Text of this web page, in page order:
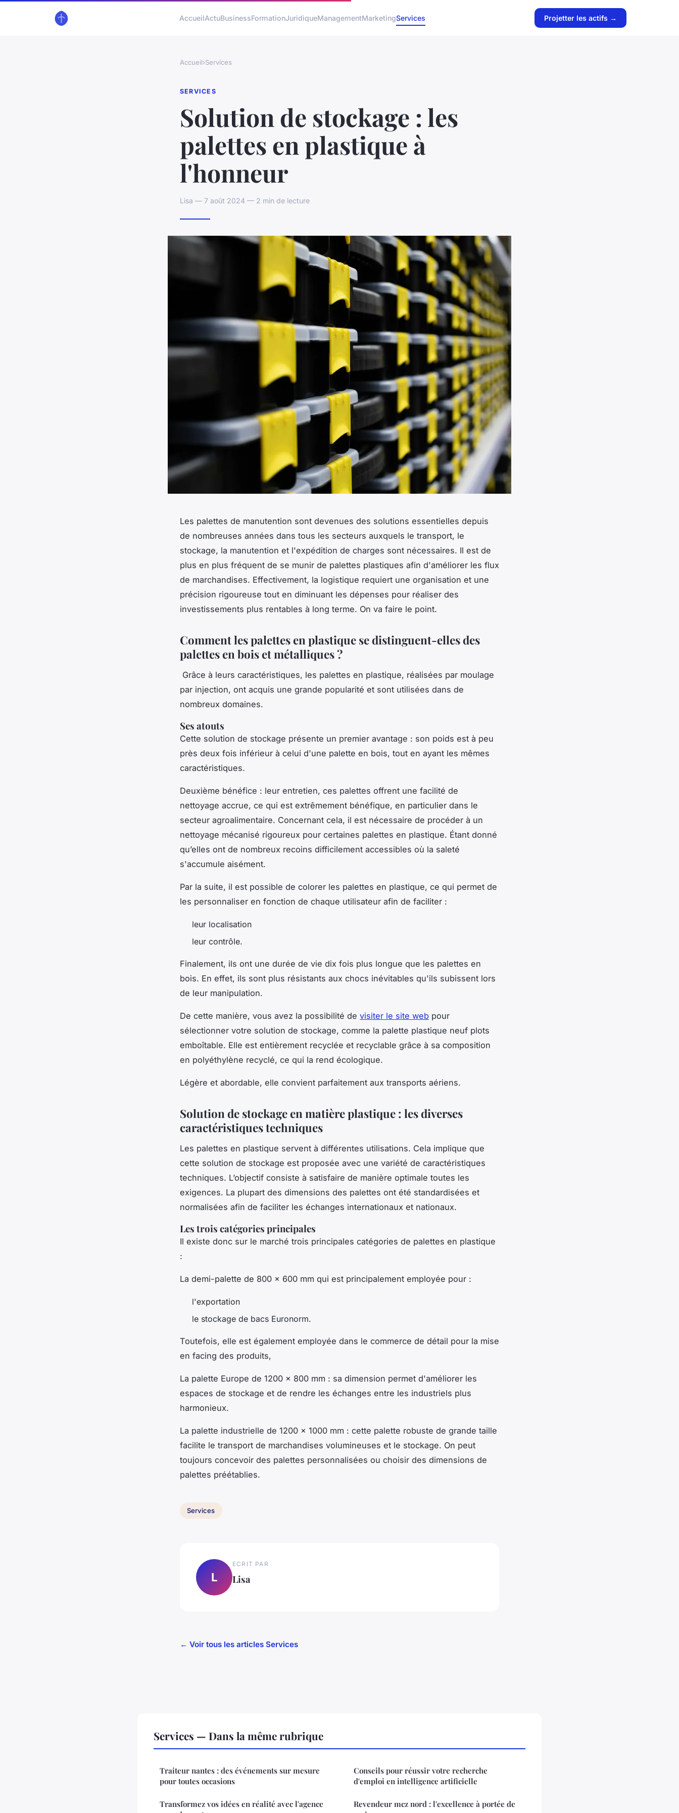
AccueilActuBusinessFormationJuridiqueManagementMarketingServices Projetter les actifs →
Accueil›Services
SERVICES
Solution de stockage : les
palettes en plastique à
l'honneur
Lisa — 7 août 2024 — 2 min de lecture
Les palettes de manutention sont devenues des solutions essentielles depuis
de nombreuses années dans tous les secteurs auxquels le transport, le
stockage, la manutention et l'expédition de charges sont nécessaires. Il est de
plus en plus fréquent de se munir de palettes plastiques afin d'améliorer les flux
de marchandises. Effectivement, la logistique requiert une organisation et une
précision rigoureuse tout en diminuant les dépenses pour réaliser des
investissements plus rentables à long terme. On va faire le point.
Comment les palettes en plastique se distinguent-elles des
palettes en bois et métalliques ?
Grâce à leurs caractéristiques, les palettes en plastique, réalisées par moulage
par injection, ont acquis une grande popularité et sont utilisées dans de
nombreux domaines.
Ses atouts
Cette solution de stockage présente un premier avantage : son poids est à peu
près deux fois inférieur à celui d'une palette en bois, tout en ayant les mêmes
caractéristiques.
Deuxième bénéfice : leur entretien, ces palettes offrent une facilité de
nettoyage accrue, ce qui est extrêmement bénéfique, en particulier dans le
secteur agroalimentaire. Concernant cela, il est nécessaire de procéder à un
nettoyage mécanisé rigoureux pour certaines palettes en plastique. Étant donné
qu’elles ont de nombreux recoins difficilement accessibles où la saleté
s'accumule aisément.
Par la suite, il est possible de colorer les palettes en plastique, ce qui permet de
les personnaliser en fonction de chaque utilisateur afin de faciliter :
leur localisation
leur contrôle.
Finalement, ils ont une durée de vie dix fois plus longue que les palettes en
bois. En effet, ils sont plus résistants aux chocs inévitables qu'ils subissent lors
de leur manipulation.
De cette manière, vous avez la possibilité de visiter le site web pour
sélectionner votre solution de stockage, comme la palette plastique neuf plots
emboîtable. Elle est entièrement recyclée et recyclable grâce à sa composition
en polyéthylène recyclé, ce qui la rend écologique.
Légère et abordable, elle convient parfaitement aux transports aériens.
Solution de stockage en matière plastique : les diverses
caractéristiques techniques
Les palettes en plastique servent à différentes utilisations. Cela implique que
cette solution de stockage est proposée avec une variété de caractéristiques
techniques. L’objectif consiste à satisfaire de manière optimale toutes les
exigences. La plupart des dimensions des palettes ont été standardisées et
normalisées afin de faciliter les échanges internationaux et nationaux.
Les trois catégories principales
Il existe donc sur le marché trois principales catégories de palettes en plastique
:
La demi-palette de 800 x 600 mm qui est principalement employée pour :
l'exportation
le stockage de bacs Euronorm.
Toutefois, elle est également employée dans le commerce de détail pour la mise
en facing des produits,
La palette Europe de 1200 x 800 mm : sa dimension permet d'améliorer les
espaces de stockage et de rendre les échanges entre les industriels plus
harmonieux.
La palette industrielle de 1200 x 1000 mm : cette palette robuste de grande taille
facilite le transport de marchandises volumineuses et le stockage. On peut
toujours concevoir des palettes personnalisées ou choisir des dimensions de
palettes préétablies.
Services
L
ECRIT PAR
Lisa
← Voir tous les articles Services
Services — Dans la même rubrique
Traiteur nantes : des événements sur mesure
pour toutes occasions
Transformez vos idées en réalité avec l'agence
Conseils pour réussir votre recherche
d'emploi en intelligence artificielle
Revendeur mcz nord : l'excellence à portée de